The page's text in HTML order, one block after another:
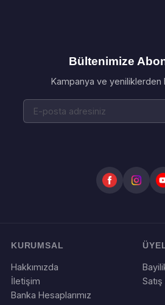
Bültenimize
Kampanya ve yeniliklerden
KURUMSAL
Hakkımızda
İletişim
Banka Hesaplarımız
Satış